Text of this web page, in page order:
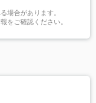
場合があります。
をご確認ください。